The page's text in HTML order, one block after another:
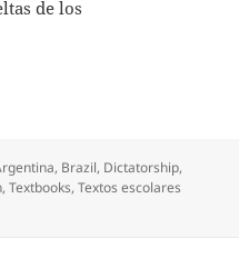
de los
and Authoritarian
, Brazil, Dictatorship,
,Textbooks,Textos escolares